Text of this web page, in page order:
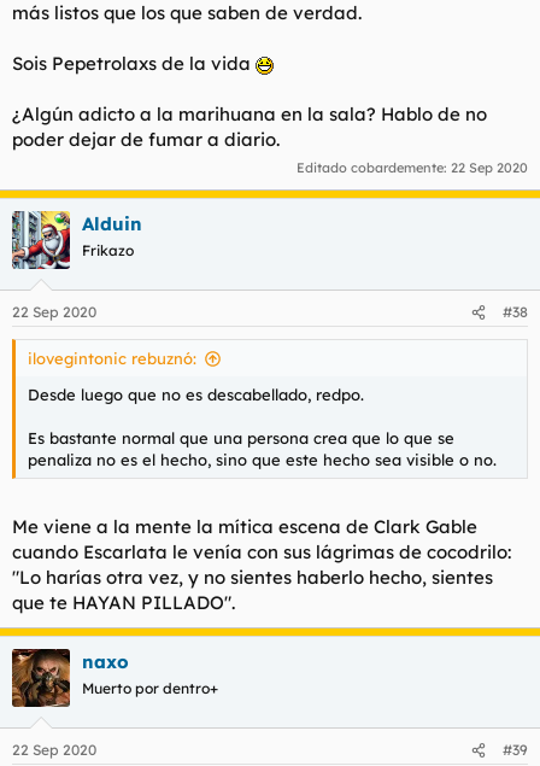
más listos que los que saben de verdad.
Sois Pepetrolaxs de la vida
¿Algún adicto a la marihuana en la sala? Hablo de no
poder dejar de fumar a diario.
Editado cobardemente: 22 Sep 2020
Alduin
Frikazo
22 Sep 2020 #38
ilovegintonic rebuznó:
Desde luego que no es descabellado, redpo.
Es bastante normal que una persona crea que lo que se
penaliza no es el hecho, sino que este hecho sea visible o no.
Me viene a la mente la mítica escena de Clark Gable
cuando Escarlata le venía con sus lágrimas de cocodrilo:
"Lo harías otra vez, y no sientes haberlo hecho, sientes
que te HAYAN PILLADO".
naxo
Muerto por dentro+
22 Sep 2020 #39